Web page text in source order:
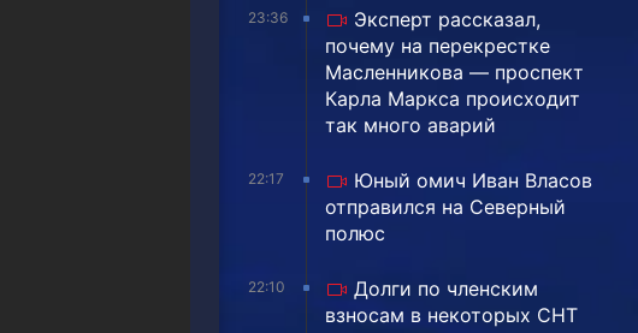
23:36
Эксперт рассказал,
почему на перекрестке
Масленникова — проспект
Карла Маркса происходит
так много аварий
22:17
Юный омич Иван Власов
отправился на Северный
полюс
22:10
Долги по членским
взносам в некоторых СНТ